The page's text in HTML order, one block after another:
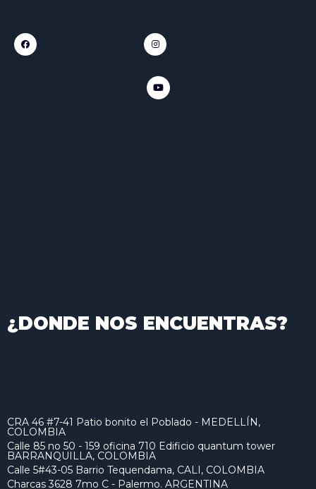
¿DONDE NOS ENCUENTRAS?
CRA 46 #7-41 Patio bonito el Poblado - MEDELLÍN,
COLOMBIA
Calle 85 no 50 - 159 oficina 710 Edificio quantum tower
BARRANQUILLA, COLOMBIA
Calle 5#43-05 Barrio Tequendama, CALI, COLOMBIA
Charcas 3628 7mo C - Palermo. ARGENTINA